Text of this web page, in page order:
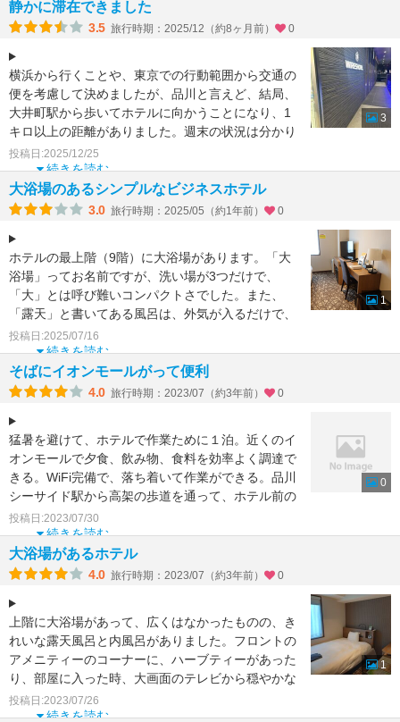
静かに滞在できました
3.5 旅行時期：2025/12（約8ヶ月前） 0
横浜から行くことや、東京での行動範囲から交通の
便を考慮して決めましたが、品川と言えど、結局、
大井町駅から歩いてホテルに向かうことになり、1
キロ以上の距離がありました。週末の状況は分かり
ませんが平日利用
続きを読む
投稿日:2025/12/25
3
大浴場のあるシンプルなビジネスホテル
3.0 旅行時期：2025/05（約1年前） 0
ホテルの最上階（9階）に大浴場があります。「大
浴場」ってお名前ですが、洗い場が3つだけで、
「大」とは呼び難いコンパクトさでした。また、
「露天」と書いてある風呂は、外気が入るだけで、
眺望は無し。部屋の風
続きを読む
投稿日:2025/07/16
1
そばにイオンモールがって便利
4.0 旅行時期：2023/07（約3年前） 0
猛暑を避けて、ホテルで作業ために１泊。近くのイ
オンモールで夕食、飲み物、食料を効率よく調達で
きる。WiFi完備で、落ち着いて作業ができる。品川
シーサイド駅から高架の歩道を通って、ホテル前の
交差点近くま
続きを読む
投稿日:2023/07/30
0
大浴場があるホテル
4.0 旅行時期：2023/07（約3年前） 0
上階に大浴場があって、広くはなかったものの、き
れいな露天風呂と内風呂がありました。フロントの
アメニティーのコーナーに、ハーブティーがあった
り、部屋に入った時、大画面のテレビから穏やかな
ハープの音色が自
続きを読む
投稿日:2023/07/26
1